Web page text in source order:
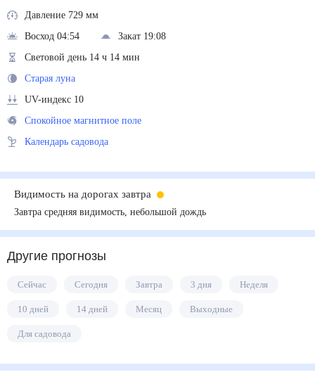
Давление 729 мм
Восход 04:54
Закат 19:08
Световой день 14 ч 14 мин
Старая луна
UV-индекс 10
Спокойное магнитное поле
Календарь садовода
Видимость на дорогах завтра
Завтра средняя видимость, небольшой дождь
Другие прогнозы
Сейчас Сегодня Завтра 3 дня Неделя
10 дней 14 дней Месяц Выходные
Для садовода